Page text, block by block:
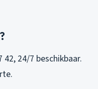
24/7 beschikbaar.